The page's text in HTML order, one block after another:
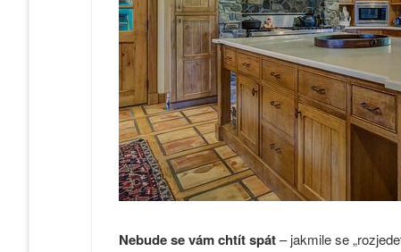
Nebude se vám chtít spát– jakmile se